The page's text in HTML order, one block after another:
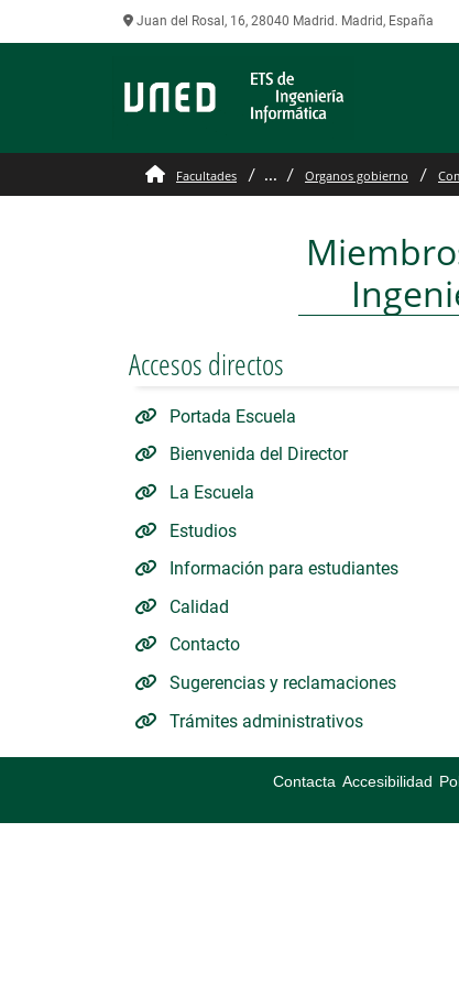
Juan del Rosal, 16, 28040 Madrid. Madrid, España
CM Software Sistemas
Facultades ... Organos gobierno
Accesos directos
Portada Escuela
Bienvenida del Director
La Escuela
Estudios
Información para estudiantes
Calidad
Contacto
Sugerencias y reclamaciones
Trámites administrativos
Contacta Accesibilidad